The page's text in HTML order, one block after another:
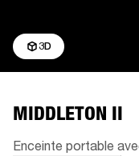
3D
MIDDLETON II
Enceinte portable